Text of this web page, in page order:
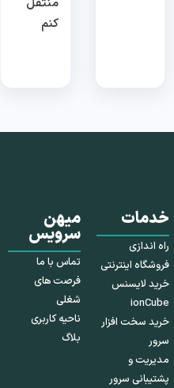
کنم
خدمات
راه اندازی
فروشگاه اینترنتی
خرید لایسنس
ionCube
خرید سخت افزار
سرور
مدیریت و
پشتیبانی سرور
میهن
سرویس
تماس با ما
فرصت های
شغلی
ناحیه کاربری
بلاگ